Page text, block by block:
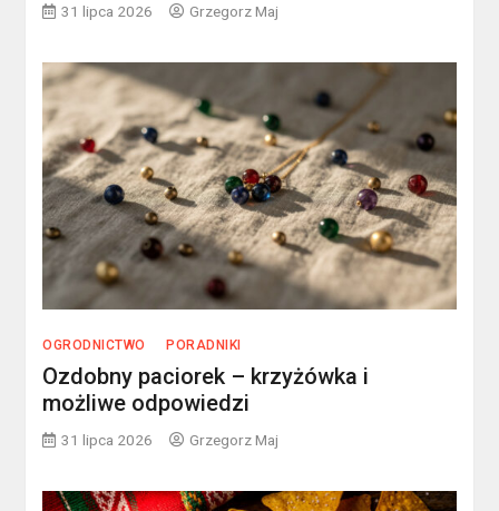
31 lipca 2026 Grzegorz Maj
OGRODNICTWO PORADNIKI
Ozdobny paciorek – krzyżówka i
możliwe odpowiedzi
31 lipca 2026 Grzegorz Maj